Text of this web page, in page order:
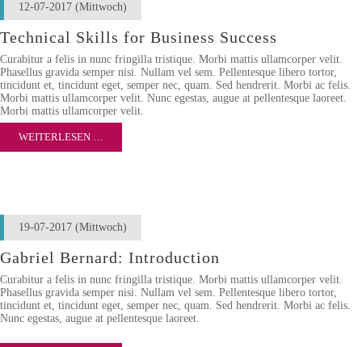
12-07-2017 (Mittwoch)
Technical Skills for Business Success
Curabitur a felis in nunc fringilla tristique. Morbi mattis ullamcorper velit.
Phasellus gravida semper nisi. Nullam vel sem. Pellentesque libero tortor,
tincidunt et, tincidunt eget, semper nec, quam. Sed hendrerit. Morbi ac felis.
Morbi mattis ullamcorper velit. Nunc egestas, augue at pellentesque laoreet.
Morbi mattis ullamcorper velit.
WEITERLESEN …
19-07-2017 (Mittwoch)
Gabriel Bernard: Introduction
Curabitur a felis in nunc fringilla tristique. Morbi mattis ullamcorper velit.
Phasellus gravida semper nisi. Nullam vel sem. Pellentesque libero tortor,
tincidunt et, tincidunt eget, semper nec, quam. Sed hendrerit. Morbi ac felis.
Nunc egestas, augue at pellentesque laoreet.